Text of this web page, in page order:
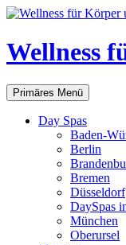
Zum
springen
Wellness
Suchen
Primäres Menü
Day Spas
Baden-
Berlin
Bremen
Düsseldorf
DaySpas
München
Oberursel